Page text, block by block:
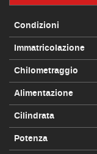
Condizioni
Immatricolazione
Chilometraggio
Alimentazione
Cilindrata
Potenza